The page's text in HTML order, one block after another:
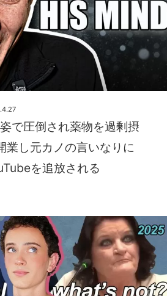
で圧倒され薬物を過剰摂
業し元カノの言いなりに
を追放される